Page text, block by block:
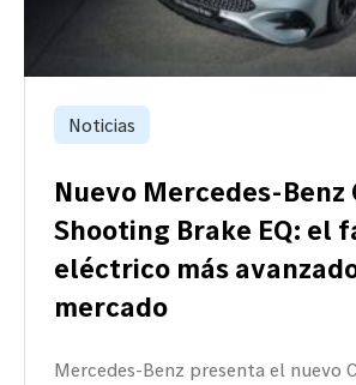
Noticias
Nuevo Mercedes-Benz
Shooting Brake EQ: el
eléctrico más
mercado
Mercedes-Benz presenta el nuevo